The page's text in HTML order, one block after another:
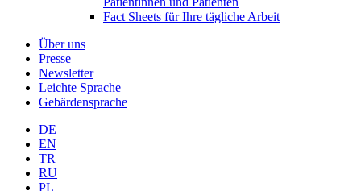
Fact Sheets für Ihre tägliche Arbeit
Über uns
Presse
Newsletter
Leichte Sprache
Gebärdensprache
DE
EN
TR
RU
PL